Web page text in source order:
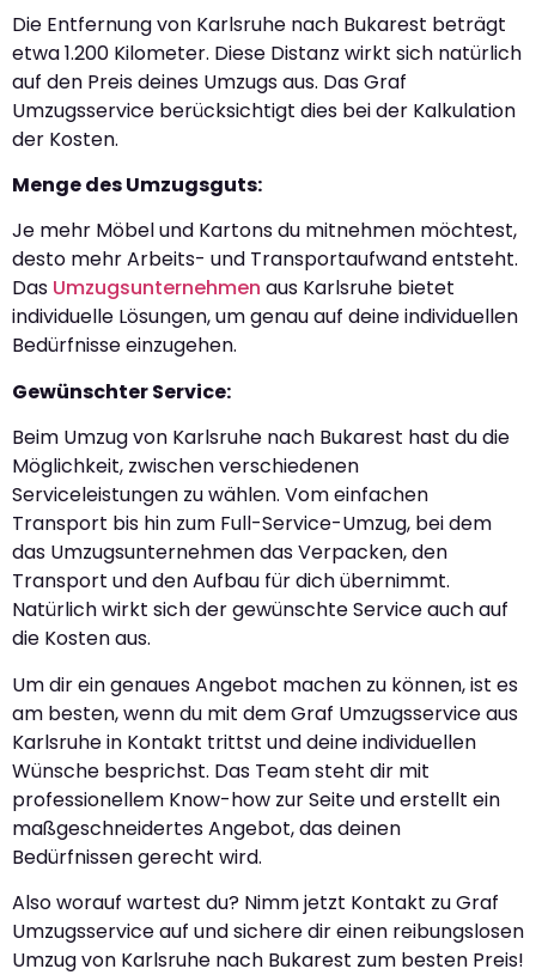
Die Entfernung von Karlsruhe nach Bukarest beträgt
etwa 1.200 Kilometer. Diese Distanz wirkt sich natürlich
auf den Preis deines Umzugs aus. Das Graf
Umzugsservice berücksichtigt dies bei der Kalkulation
der Kosten.
Menge des Umzugsguts:
Je mehr Möbel und Kartons du mitnehmen möchtest,
desto mehr Arbeits- und Transportaufwand entsteht.
Das Umzugsunternehmen aus Karlsruhe bietet
individuelle Lösungen, um genau auf deine individuellen
Bedürfnisse einzugehen.
Gewünschter Service:
Beim Umzug von Karlsruhe nach Bukarest hast du die
Möglichkeit, zwischen verschiedenen
Serviceleistungen zu wählen. Vom einfachen
Transport bis hin zum Full-Service-Umzug, bei dem
das Umzugsunternehmen das Verpacken, den
Transport und den Aufbau für dich übernimmt.
Natürlich wirkt sich der gewünschte Service auch auf
die Kosten aus.
Um dir ein genaues Angebot machen zu können, ist es
am besten, wenn du mit dem Graf Umzugsservice aus
Karlsruhe in Kontakt trittst und deine individuellen
Wünsche besprichst. Das Team steht dir mit
professionellem Know-how zur Seite und erstellt ein
maßgeschneidertes Angebot, das deinen
Bedürfnissen gerecht wird.
Also worauf wartest du? Nimm jetzt Kontakt zu Graf
Umzugsservice auf und sichere dir einen reibungslosen
Umzug von Karlsruhe nach Bukarest zum besten Preis!